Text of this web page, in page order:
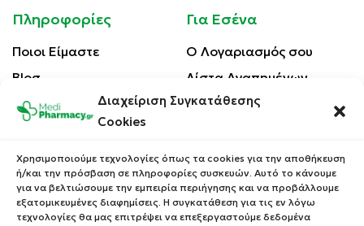
Διαχείριση Συγκατάθεσης
Cookies
Χρησιμοποιούμε τεχνολογίες όπως τα cookies για την αποθήκευση
ή/και την πρόσβαση σε πληροφορίες συσκευών. Αυτό το κάνουμε
για να βελτιώσουμε την εμπειρία περιήγησης και να προβάλλουμε
εξατομικευμένες διαφημίσεις. Η συγκατάθεση για τις εν λόγω
τεχνολογίες θα μας επιτρέψει να επεξεργαστούμε δεδομένα
Πληροφορίες
Ποιοι Είμαστε
Blog
Επικοινωνία
Πολιτική Απορρήτου
Τρόποι Αποστολής
Για Εσένα
Ο Λογαριασμός σου
Λίστα Αγαπημένων
Οι Παραγγελίες σου
Κέρδισε Κουπόνι
Έκπτωσης